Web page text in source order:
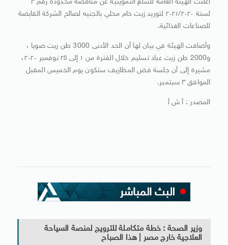
أعلنت الهيئة العامة للسلع التموينية عن مناقصة محدودة رقم ٣
لسنة ٢٠٢١/٢٠٢٠ لتوريد زيت خام محلي بالجنيه لصالح الشركة القابضة
للصناعات الغذائية.
وأضافت الهيئة في بيان لها أن الحد الأدنى 3000 طن زيت صويا ،
و2000 طن زيت عباد تسليم خلال الفترة من ١ إلى ٢٥ نوفمبر ٢٠٢٠،
مشيرة إلى أن جلسة فض المظاريف ستكون يوم الخميس المقبل
الموافق ٣ سبتمبر.
المصدر : أ ش أ
وزير الصحة : خطة متكاملة للترويج لمنصة السياحة
العلاجية خارج مصر | هذا الصباح